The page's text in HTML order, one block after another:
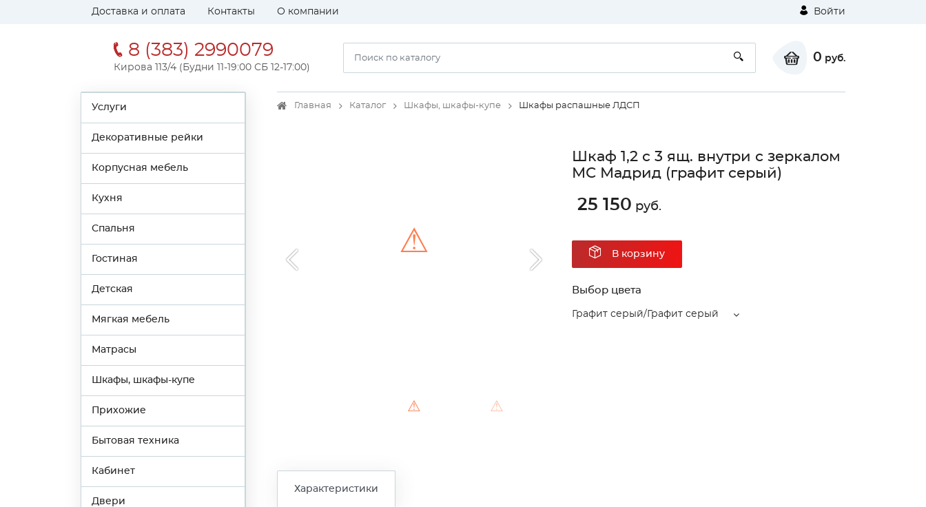
Доставка и оплата Контакты О компании Войти
8 (383) 2990079
Кирова 113/4 (Будни 11-19:00 СБ 12-17:00)
0 руб.
Услуги
Декоративные рейки
Корпусная мебель
Кухня
Спальня
Гостиная
Детская
Мягкая мебель
Матрасы
Шкафы, шкафы-купе
Прихожие
Бытовая техника
Кабинет
Двери
Главная Каталог Шкафы, шкафы-купе Шкафы распашные ЛДСП
⚠ ⚠
⚠ ⚠
Шкаф 1,2 с 3 ящ. внутри с зеркалом
МС Мадрид (графит серый)
25 150 руб.
В корзину
Выбор цвета
Графит серый/Графит серый
Характеристики